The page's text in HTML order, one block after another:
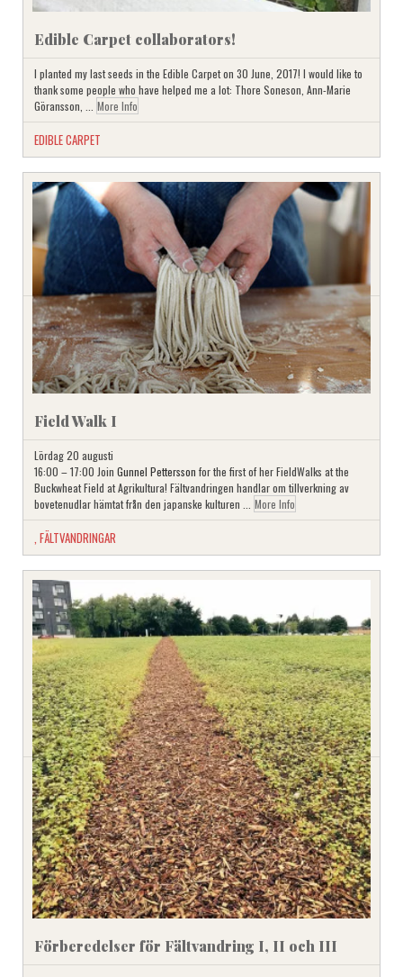
Edible Carpet collaborators!
I planted my last seeds in the Edible Carpet on 30 June, 2017! I would like to
thank some people who have helped me a lot: Thore Soneson, Ann-Marie
Göransson, ... More Info
EDIBLE CARPET
Field Walk I
Lördag 20 augusti
16:00 – 17:00 Join Gunnel Pettersson for the first of her FieldWalks at the
Buckwheat Field at Agrikultura! Fältvandringen handlar om tillverkning av
bovetenudlar hämtat från den japanske kulturen ... More Info
, FÄLTVANDRINGAR
Förberedelser för Fältvandring I, II och III